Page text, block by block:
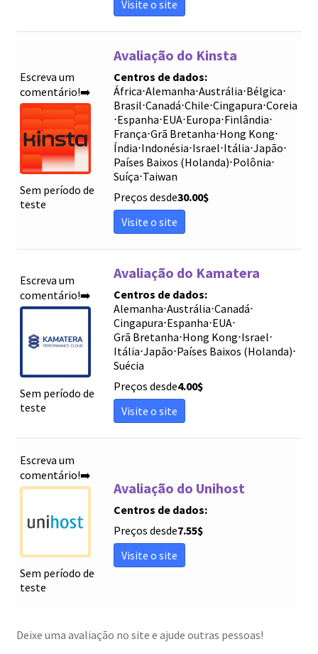
Visite o site
Escreva um
comentário!➡️
Sem período de
teste
Avaliação do Kinsta
Centros de dados:
África⋅Alemanha⋅Austrália⋅Bélgica⋅
Brasil⋅Canadá⋅Chile⋅Cingapura⋅Coreia
⋅Espanha⋅EUA⋅Europa⋅Finlândia⋅
França⋅Grã Bretanha⋅Hong Kong⋅
Índia⋅Indonésia⋅Israel⋅Itália⋅Japão⋅
Países Baixos (Holanda)⋅Polônia⋅
Suíça⋅Taiwan
Preços desde30.00$
Visite o site
Escreva um
comentário!➡️
Sem período de
teste
Avaliação do Kamatera
Centros de dados:
Alemanha⋅Austrália⋅Canadá⋅
Cingapura⋅Espanha⋅EUA⋅
Grã Bretanha⋅Hong Kong⋅Israel⋅
Itália⋅Japão⋅Países Baixos (Holanda)⋅
Suécia
Preços desde4.00$
Visite o site
Escreva um
comentário!➡️
Sem período de
teste
Avaliação do Unihost
Centros de dados:
Preços desde7.55$
Visite o site
Deixe uma avaliação no site e ajude outras pessoas!